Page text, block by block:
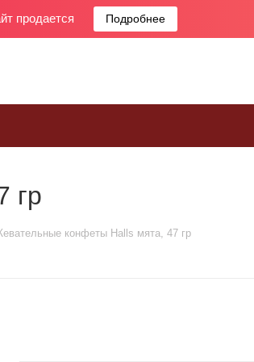
продается Подробнее
гр
конфеты Halls мята, 47 гр